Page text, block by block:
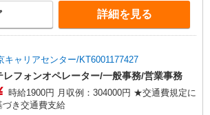
詳細を見る
キャリアセンター/KT6001177427
レフォンオペレーター/一般事務/営業事務
時給1900円 月収例：304000円 ★交通費規定に
づき交通費支給